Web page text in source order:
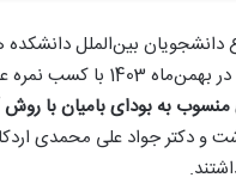
بین‌الملل
نامه خود با عنوان
به بودای بامیان با روش
و دکتر جواد علی محمدی